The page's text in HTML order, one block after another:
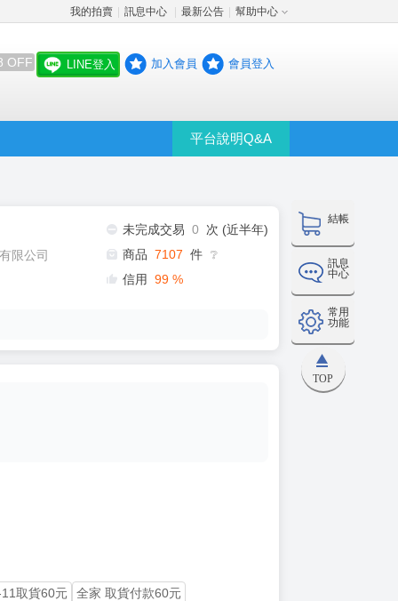
我的拍賣 訊息中心 最新公告 幫助中心
OFF LINE登入 加入會員 會員登入
平台說明Q&A
結帳
訊息
中心
常用
功能
TOP
限公司
未完成交易 0
次 (近半年)
商品 7107 件 ❔
信用 99 %
取貨60元
全家 取貨付款60元